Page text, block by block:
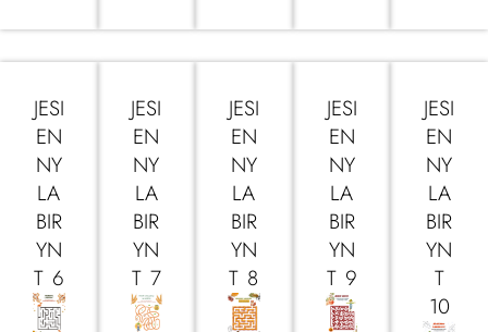
JESI
EN
NY
LA
BIR
YN
T 6
JESI
EN
NY
LA
BIR
YN
T 7
JESI
EN
NY
LA
BIR
YN
T 8
JESI
EN
NY
LA
BIR
YN
T 9
JESI
EN
NY
LA
BIR
YN
T
10